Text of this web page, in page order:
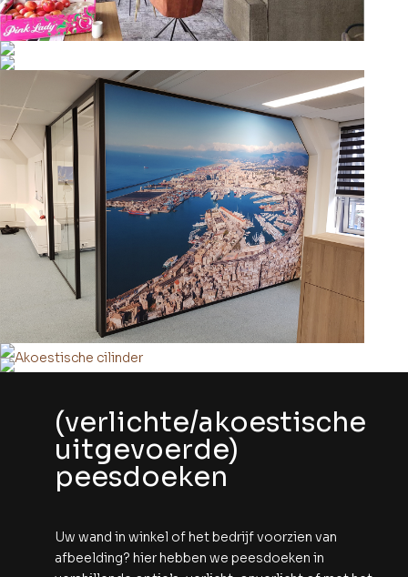
(verlichte/akoestische
uitgevoerde)
peesdoeken
Uw wand in winkel of het bedrijf voorzien van
afbeelding? hier hebben we peesdoeken in